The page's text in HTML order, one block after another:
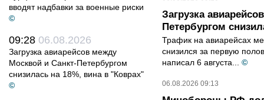
вводят надбавки за военные риски
©
09:28 06.08.2026
Загрузка авиарейсов между
Москвой и Санкт-Петербургом
снизилась на 18%, вина в "Коврах"
©
Загрузка
Петербургом
Трафик на авиарейсах
снизился за первую
написал 6 августа...
©
06.08.2026 09:13